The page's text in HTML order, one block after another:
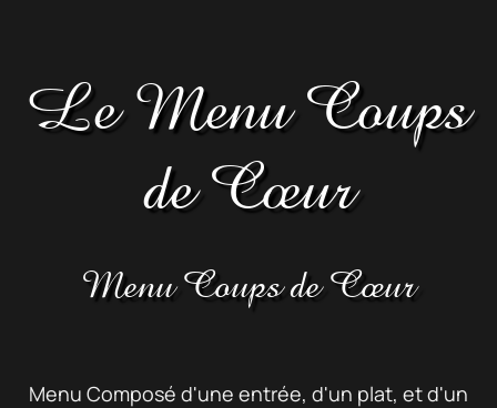
Le Menu Coups
de Cœur
Menu Coups de Cœur
Menu Composé d'une entrée, d'un plat, et d'un